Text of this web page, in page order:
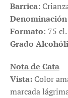
Barrica:
Denominación
Formato: 75 cl.
Grado
Nota de Cata
Vista: Color
marcada